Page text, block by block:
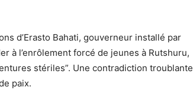
d’Erasto Bahati, gouverneur installé par
à l’enrôlement forcé de jeunes à Rutshuru,
stériles”. Une contradiction troublante
paix.